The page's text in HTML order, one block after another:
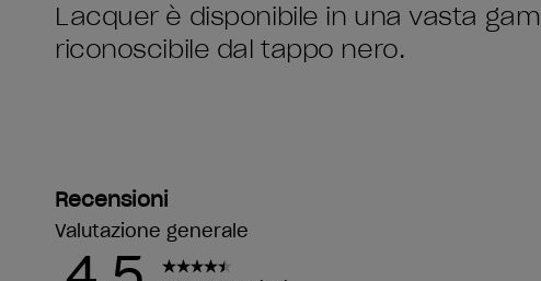
Lacquer è disponibile in una vasta
riconoscibile dal tappo nero.